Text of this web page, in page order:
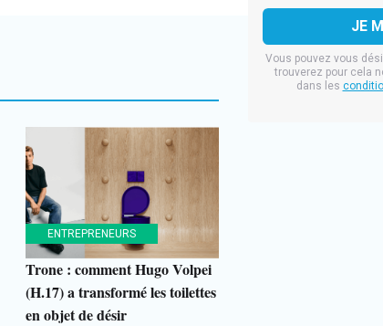
ENTREPRENEURS
Trone : comment Hugo Volpei
(H.17) a transformé les toilettes
en objet de désir
Vous pouvez vous
trouverez pour cela
dans les